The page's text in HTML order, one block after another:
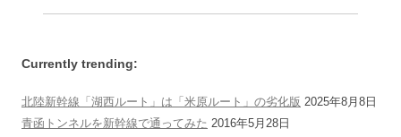
Currently trending:
北陸新幹線「湖西ルート」は「米原ルート」の劣化版 2025年8月8日
青函トンネルを新幹線で通ってみた 2016年5月28日